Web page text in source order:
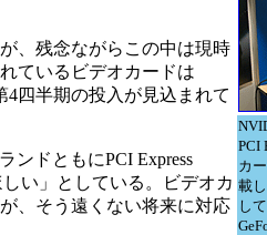
PCI
カ
載
し
、残念ながらこの中は現時
ているビデオカードは
4四半期の投入が見込まれて
ンドともにPCI Express
い」としている。ビデオカ
、そう遠くない将来に対応